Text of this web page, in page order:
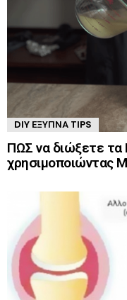
DIY ΈΞΥΠΝΑ TIPS
ΠΩΣ να διώξετε τα
χρησιμοποιώντας